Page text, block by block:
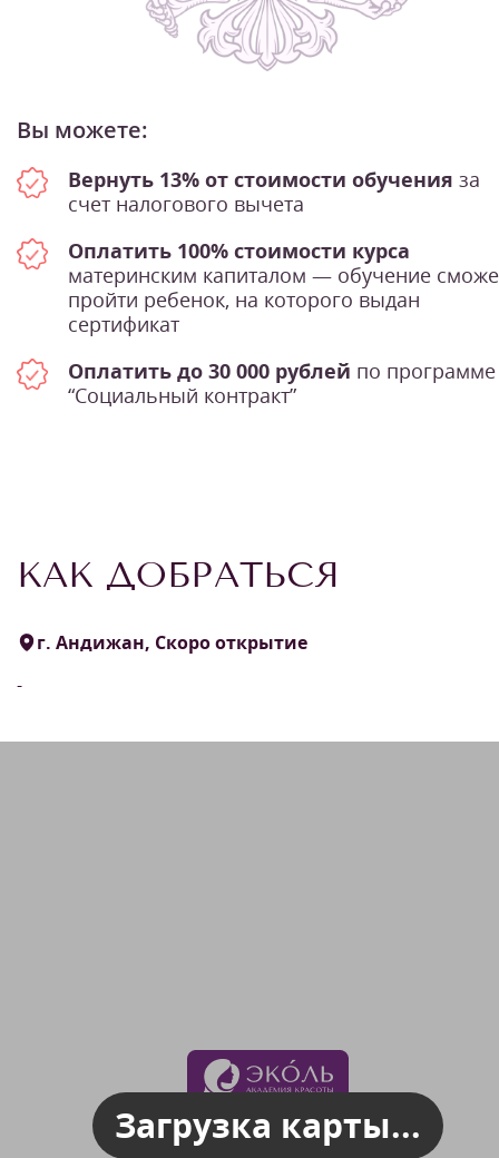
Вы можете:
Вернуть 13% от стоимости обучения за
счет налогового вычета
Оплатить 100% стоимости курса
материнским капиталом — обучение
пройти ребенок, на которого выдан
сертификат
Оплатить до 30 000 рублей по программе
“Социальный контракт”
КАК ДОБРАТЬСЯ
г. Андижан, Скоро открытие
-
Загрузка карты...